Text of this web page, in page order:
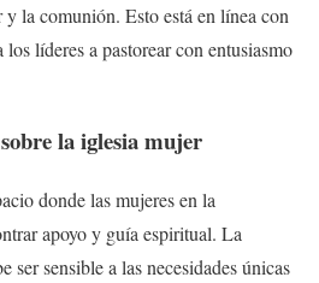
la comunión. Esto está en línea con
líderes a pastorear con entusiasmo
laiglesia mujer
donde las mujeres en la
apoyo y guía espiritual. La
ser sensible a las necesidades únicas